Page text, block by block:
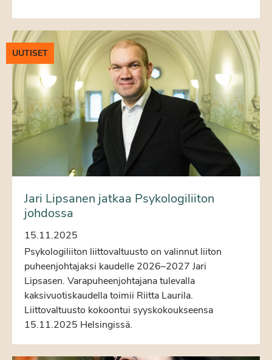
UUTISET
Jari Lipsanen jatkaa Psykologiliiton
johdossa
15.11.2025
Psykologiliiton liittovaltuusto on valinnut liiton
puheenjohtajaksi kaudelle 2026–2027 Jari
Lipsasen. Varapuheenjohtajana tulevalla
kaksivuotiskaudella toimii Riitta Laurila.
Liittovaltuusto kokoontui syyskokoukseensa
15.11.2025 Helsingissä.